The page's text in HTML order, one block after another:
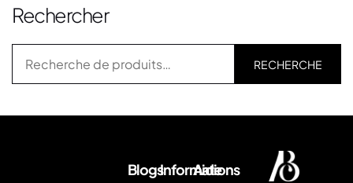
Rechercher
RECHERCHE
BlogsInformations
Aide